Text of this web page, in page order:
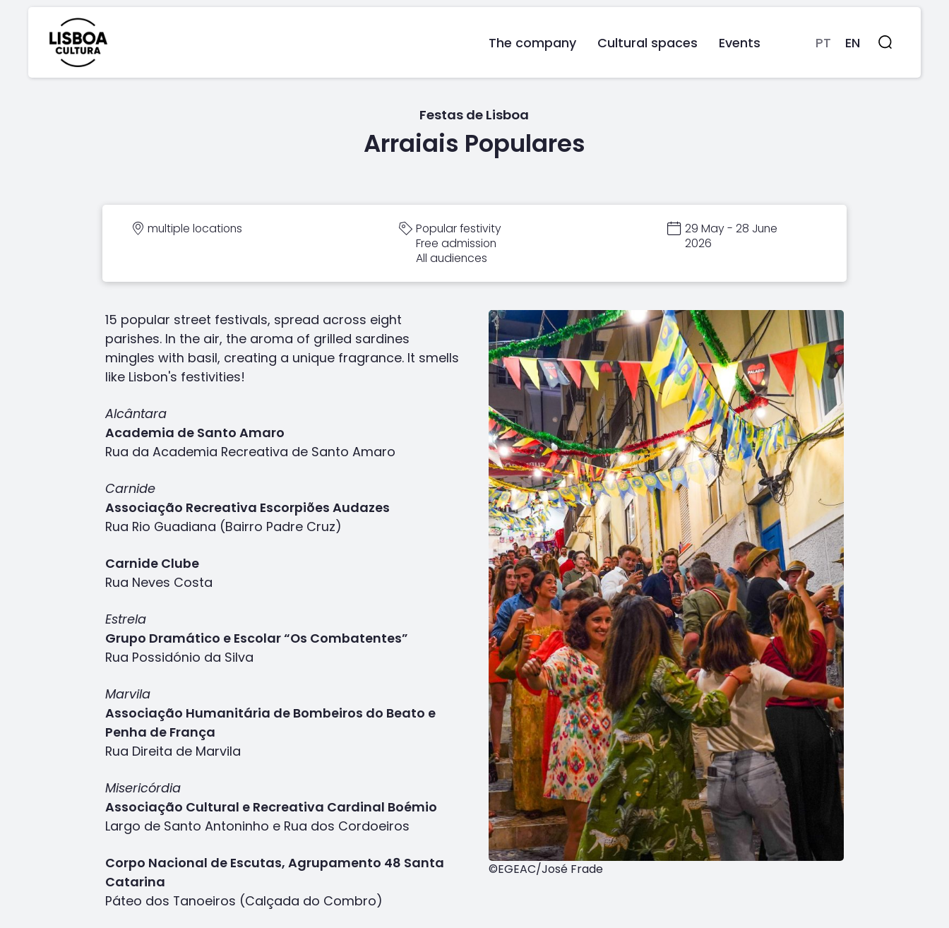
The company Cultural spaces Events PT EN Search
Festas de Lisboa
Arraiais Populares
multiple locations
Popular festivity
Free admission
All audiences
29 May - 28 June
2026
15 popular street festivals, spread across eight
parishes. In the air, the aroma of grilled sardines
mingles with basil, creating a unique fragrance. It smells
like Lisbon's festivities!
Alcântara
Academia de Santo Amaro
Rua da Academia Recreativa de Santo Amaro
Carnide
Associação Recreativa Escorpiões Audazes
Rua Rio Guadiana (Bairro Padre Cruz)
Carnide Clube
Rua Neves Costa
Estrela
Grupo Dramático e Escolar “Os Combatentes”
Rua Possidónio da Silva
Marvila
Associação Humanitária de Bombeiros do Beato e
Penha de França
Rua Direita de Marvila
Misericórdia
Associação Cultural e Recreativa Cardinal Boémio
Largo de Santo Antoninho e Rua dos Cordoeiros
Corpo Nacional de Escutas, Agrupamento 48 Santa
Catarina
Páteo dos Tanoeiros (Calçada do Combro)
©EGEAC/José Frade